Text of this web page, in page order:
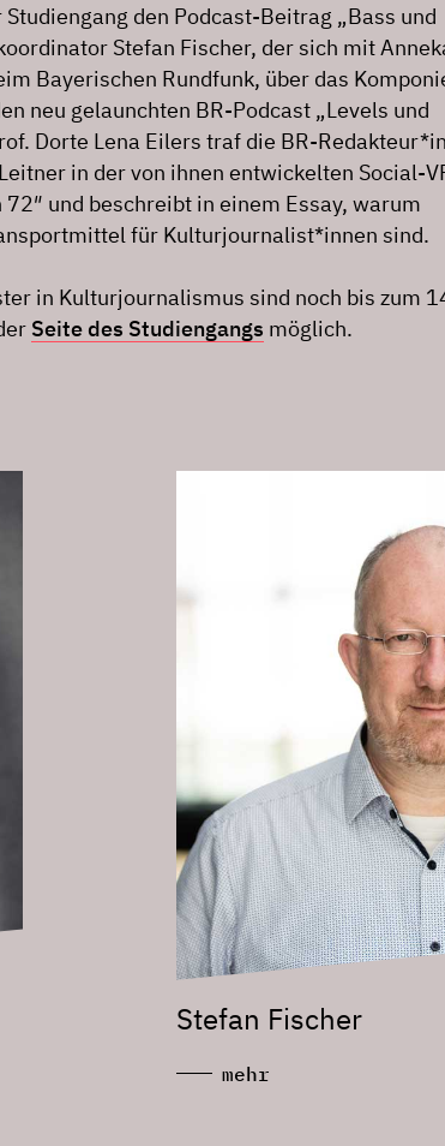
den Podcast-Beitrag „Bass und
Stefan Fischer, der sich mit
Bayerischen Rundfunk, über das
neu gelaunchten BR-Podcast „Levels und
Dorte Lena Eilers traf die BR-
in der von ihnen entwickelten Social-
und beschreibt in einem Essay, warum
für Kulturjournalist*innen sind.
in Kulturjournalismus sind noch bis zum
Seite des Studiengangs möglich.
Stefan Fischer
mehr